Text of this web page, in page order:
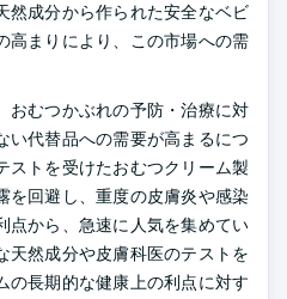
然成分から作られた安全なベビ
高まりにより、この市場への需
おむつかぶれの予防・治療に対
い代替品への需要が高まるにつ
ストを受けたおむつクリーム製
を回避し、重度の皮膚炎や感染
点から、急速に人気を集めてい
天然成分や皮膚科医のテストを
の長期的な健康上の利点に対す